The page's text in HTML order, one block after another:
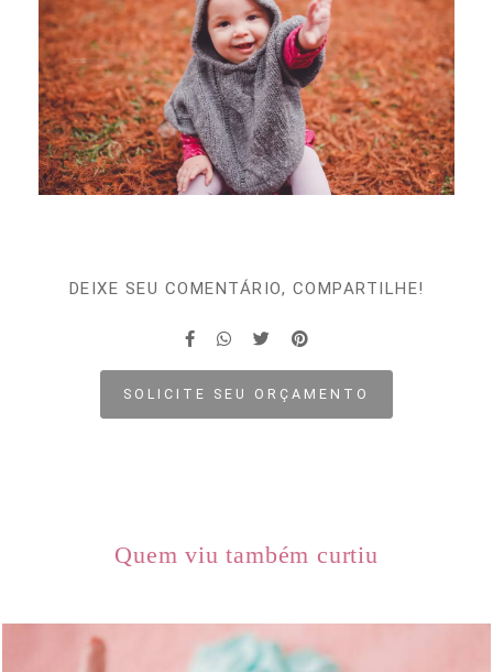
DEIXE SEU COMENTÁRIO, COMPARTILHE!
SOLICITE SEU ORÇAMENTO
Quem viu também curtiu